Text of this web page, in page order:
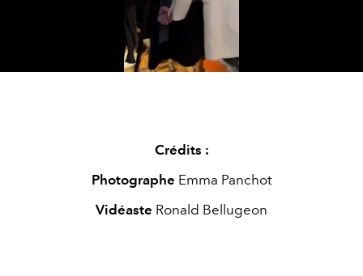
Video
Crédits :
Photographe Emma Panchot
Vidéaste Ronald Bellugeon